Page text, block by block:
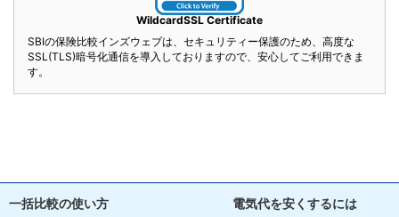
WildcardSSL Certificate
SBIの保険比較インズウェブは、セキュリティー保護のため、高度な
SSL(TLS)暗号化通信を導入しておりますので、安心してご利用できま
す。
一括比較の使い方
電気代を安くするには